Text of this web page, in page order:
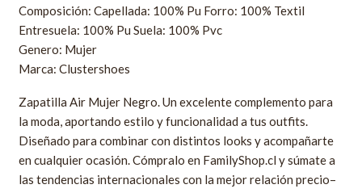
Composición: Capellada: 100% Pu Forro: 100% Textil
Entresuela: 100% Pu Suela: 100% Pvc
Genero: Mujer
Marca: Clustershoes
Zapatilla Air Mujer Negro. Un excelente complemento para
la moda, aportando estilo y funcionalidad a tus outfits.
Diseñado para combinar con distintos looks y acompañarte
en cualquier ocasión. Cómpralo en FamilyShop.cl y súmate a
las tendencias internacionales con la mejor relación precio–